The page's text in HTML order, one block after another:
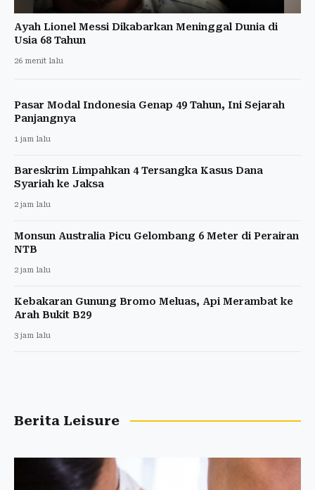
Ayah Lionel Messi Dikabarkan Meninggal Dunia di
Usia 68 Tahun
26 menit lalu
Pasar Modal Indonesia Genap 49 Tahun, Ini Sejarah
Panjangnya
1 jam lalu
Bareskrim Limpahkan 4 Tersangka Kasus Dana
Syariah ke Jaksa
2 jam lalu
Monsun Australia Picu Gelombang 6 Meter di Perairan
NTB
2 jam lalu
Kebakaran Gunung Bromo Meluas, Api Merambat ke
Arah Bukit B29
3 jam lalu
Berita Leisure